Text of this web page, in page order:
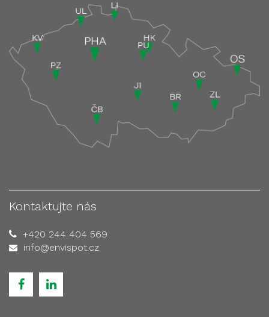
Kontaktujte nás
+420 244 404 569
info@envispot.cz